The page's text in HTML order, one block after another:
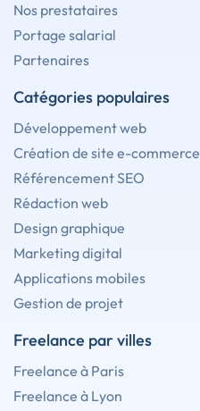
Nos prestataires
Portage salarial
Partenaires
Catégories populaires
Développement web
Création de site e-commerce
Référencement SEO
Rédaction web
Design graphique
Marketing digital
Applications mobiles
Gestion de projet
Freelance par villes
Freelance à Paris
Freelance à Lyon